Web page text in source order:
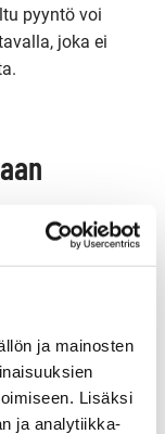
ja mainosten
Lisäksi
ja analytiikka-
pyyntö voi
joka ei
pyyntöä,
hallituksen
sitä vaatii.
sisällön